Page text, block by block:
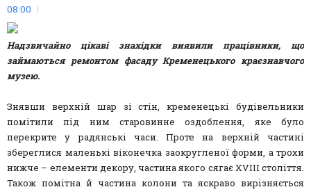
08:00
Надзвичайно цікаві знахідки виявили працівники, що
займаються ремонтом фасаду Кременецького краєзнавчого
музею.
Знявши верхній шар зі стін, кременецькі будівельники
помітили під ним старовинне оздоблення, яке було
перекрите у радянські часи. Проте на верхній частині
збереглися маленькі віконечка заокругленої форми, а трохи
нижче – елементи декору, частина якого сягає XVIII століття.
Також помітна й частина колони та яскраво вирізняється